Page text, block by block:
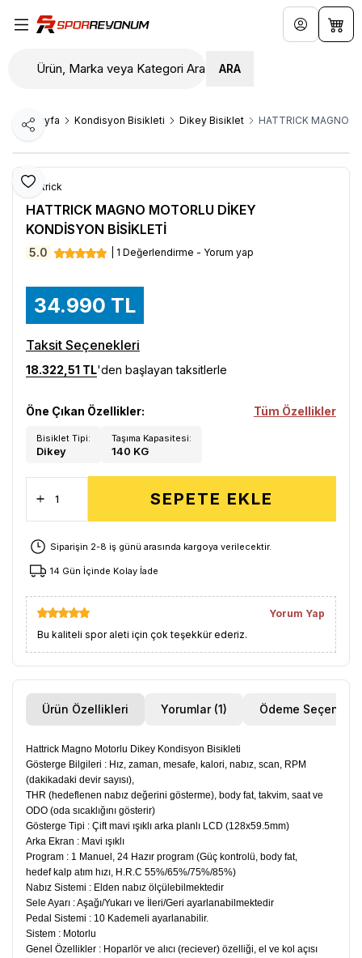
ARA
Hesabım
Ana Sayfa Kondisyon Bisikleti Dikey Bisiklet HATTRICK MAGNO
Favoriye Ekle
Paylaş
Hattrick
HATTRICK MAGNO MOTORLU DİKEY
KONDİSYON BİSİKLETİ
5.0 | 1 Değerlendirme - Yorum yap
34.990 TL
Taksit Seçenekleri
18.322,51 TL'den başlayan taksitlerle
Öne Çıkan Özellikler: Tüm Özellikler
Bisiklet Tipi:
Dikey
Taşıma Kapasitesi:
140 KG
SEPETE EKLE
Siparişin 2-8 iş günü arasında kargoya verilecektir.
14 Gün İçinde Kolay İade
Yorum Yap
Bu kaliteli spor aleti için çok teşekkür ederiz.
Ürün Özellikleri Yorumlar (1) Ödeme
Hattrick Magno Motorlu Dikey Kondisyon Bisikleti
Gösterge Bilgileri : Hız, zaman, mesafe, kalori, nabız, scan, RPM
(dakikadaki devir sayısı),
THR (hedeflenen nabız değerini gösterme), body fat, takvim, saat ve
ODO (oda sıcaklığını gösterir)
Gösterge Tipi : Çift mavi ışıklı arka planlı LCD (128x59.5mm)
Arka Ekran : Mavi ışıklı
Program : 1 Manuel, 24 Hazır program (Güç kontrolü, body fat,
hedef kalp atım hızı, H.R.C 55%/65%/75%/85%)
Nabız Sistemi : Elden nabız ölçülebilmektedir
Sele Ayarı : Aşağı/Yukarı ve İleri/Geri ayarlanabilmektedir
Pedal Sistemi : 10 Kademeli ayarlanabilir.
Sistem : Motorlu
Genel Özellikler : Hoparlör ve alıcı (reciever) özelliği, el ve kol açısı